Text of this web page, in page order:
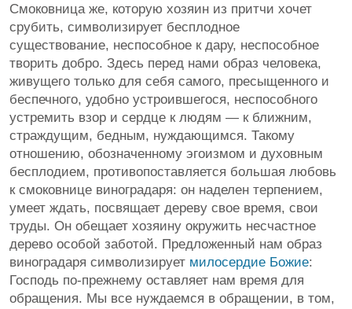
Смоковница же, которую хозяин из притчи хочет
срубить, символизирует бесплодное
существование, неспособное к дару, неспособное
творить добро. Здесь перед нами образ человека,
живущего только для себя самого, пресыщенного и
беспечного, удобно устроившегося, неспособного
устремить взор и сердце к людям — к ближним,
страждущим, бедным, нуждающимся. Такому
отношению, обозначенному эгоизмом и духовным
бесплодием, противопоставляется большая любовь
к смоковнице виноградаря: он наделен терпением,
умеет ждать, посвящает дереву свое время, свои
труды. Он обещает хозяину окружить несчастное
дерево особой заботой. Предложенный нам образ
виноградаря символизирует милосердие Божие:
Господь по-прежнему оставляет нам время для
обращения. Мы все нуждаемся в обращении, в том,